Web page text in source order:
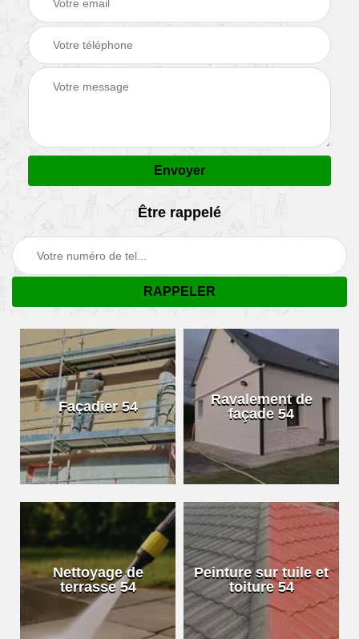
Être rappelé
Façadier 54
Ravalement de
façade 54
Nettoyage de
terrasse 54
Peinture sur tuile et
toiture 54